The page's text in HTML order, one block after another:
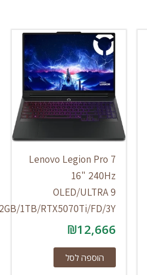
Lenovo Legion Pro 7
16" 240Hz
OLED/ULTRA 9
275HX/32GB/1TB/RTX5070Ti/FD/3Y
₪12,666
הוספה לסל